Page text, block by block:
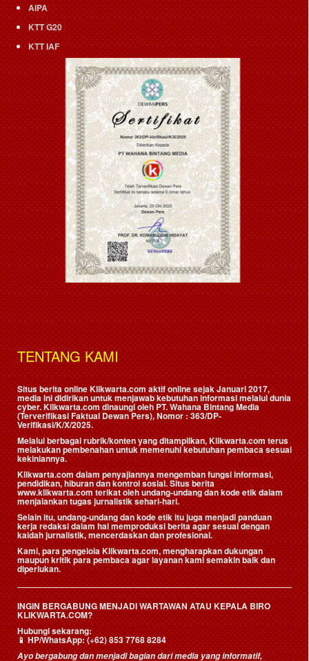
AIPA
KTT G20
KTT IAF
TENTANG KAMI
Situs berita online Klikwarta.com aktif online sejak Januari 2017,
media ini didirikan untuk menjawab kebutuhan informasi melalui dunia
cyber. Klikwarta.com dinaungi oleh PT. Wahana Bintang Media
(Terverifikasi Faktual Dewan Pers), Nomor : 363/DP-
Verifikasi/K/X/2025.
Melalui berbagai rubrik/konten yang ditampilkan, Klikwarta.com terus
melakukan pembenahan untuk memenuhi kebutuhan pembaca sesuai
kekiniannya.
Klikwarta.com dalam penyajiannya mengemban fungsi informasi,
pendidikan, hiburan dan kontrol sosial. Situs berita
www.klikwarta.com terikat oleh undang-undang dan kode etik dalam
menjalankan tugas jurnalistik sehari-hari.
Selain itu, undang-undang dan kode etik itu juga menjadi panduan
kerja redaksi dalam hal memproduksi berita agar sesuai dengan
kaidah jurnalistik, mencerdaskan dan profesional.
Kami, para pengelola Klikwarta.com, mengharapkan dukungan
maupun kritik para pembaca agar layanan kami semakin baik dan
diperlukan.
INGIN BERGABUNG MENJADI WARTAWAN ATAU KEPALA BIRO
KLIKWARTA.COM?
Hubungi sekarang:
📱HP/WhatsApp:(+62) 853 7768 8284
Ayo bergabung dan menjadi bagian dari media yang informatif,